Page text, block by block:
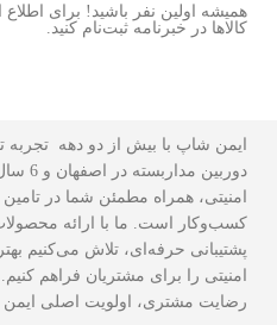
همیشه اولین نفر باشید! برای
کالاها در خبرنامه ثبت‌نام کنید.
ایمن شاپ با بیش از دو دهه
امنیتی، همراه مطمئن شما در
کسب‌وکار است. ما با ارائه
پشتیبانی حرفه‌ای، تلاش می‌کنیم
امنیتی را برای مشتریان فراهم
رضایت مشتری، اولویت اصلی